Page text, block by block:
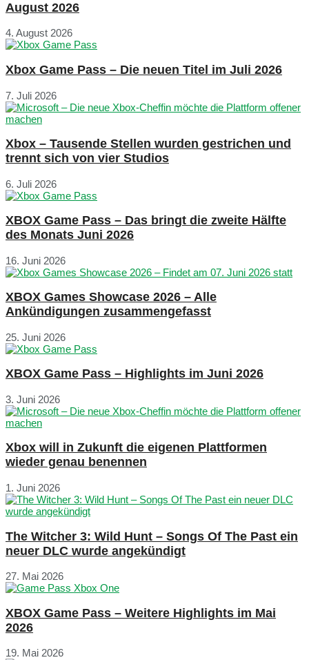
August 2026
4. August 2026
Xbox Game Pass – Die neuen Titel im Juli 2026
7. Juli 2026
Xbox – Tausende Stellen wurden gestrichen und
trennt sich von vier Studios
6. Juli 2026
XBOX Game Pass – Das bringt die zweite Hälfte
des Monats Juni 2026
16. Juni 2026
XBOX Games Showcase 2026 – Alle
Ankündigungen zusammengefasst
25. Juni 2026
XBOX Game Pass – Highlights im Juni 2026
3. Juni 2026
Xbox will in Zukunft die eigenen Plattformen
wieder genau benennen
1. Juni 2026
The Witcher 3: Wild Hunt – Songs Of The Past ein
neuer DLC wurde angekündigt
27. Mai 2026
XBOX Game Pass – Weitere Highlights im Mai
2026
19. Mai 2026